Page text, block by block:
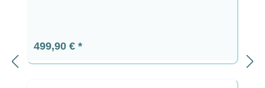
Precio normal:
499,90 €